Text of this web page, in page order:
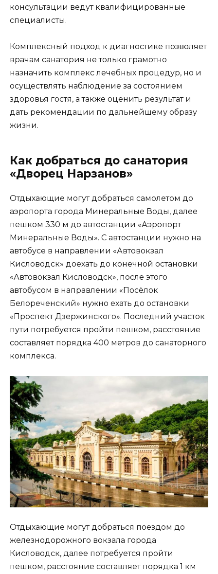
консультации ведут квалифицированные
специалисты.
Комплексный подход к диагностике позволяет
врачам санатория не только грамотно
назначить комплекс лечебных процедур, но и
осуществлять наблюдение за состоянием
здоровья гостя, а также оценить результат и
дать рекомендации по дальнейшему образу
жизни.
Как добраться до санатория
«Дворец Нарзанов»
Отдыхающие могут добраться самолетом до
аэропорта города Минеральные Воды, далее
пешком 330 м до автостанции «Аэропорт
Минеральные Воды». С автостанции нужно на
автобусе в направлении «Автовокзал
Кисловодск» доехать до конечной остановки
«Автовокзал Кисловодск», после этого
автобусом в направлении «Посёлок
Белореченский» нужно ехать до остановки
«Проспект Дзержинского». Последний участок
пути потребуется пройти пешком, расстояние
составляет порядка 400 метров до санаторного
комплекса.
Отдыхающие могут добраться поездом до
железнодорожного вокзала города
Кисловодск, далее потребуется пройти
пешком, расстояние составляет порядка 1 км